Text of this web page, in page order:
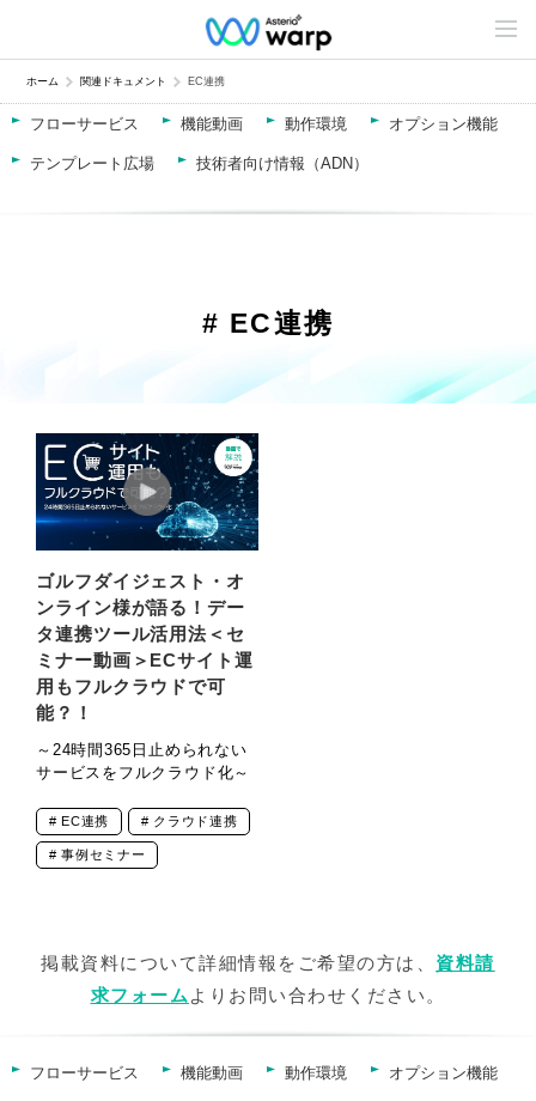
C
n
e
ホーム 関連ドキュメント EC連携
フローサービス 機能動画 動作環境 オプション機能
テンプレート広場 技術者向け情報（ADN）
# EC連携
ゴルフダイジェスト・オ
ンライン様が語る！デー
タ連携ツール活用法＜セ
ミナー動画＞ECサイト運
用もフルクラウドで可
能？！
～24時間365日止められない
サービスをフルクラウド化～
EC連携 クラウド連携
事例セミナー
掲載資料について詳細情報をご希望の方は、 資料請
求フォーム よりお問い合わせください。
フローサービス 機能動画 動作環境 オプション機能